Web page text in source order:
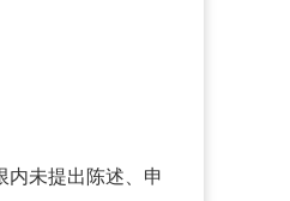
内未提出陈述、申